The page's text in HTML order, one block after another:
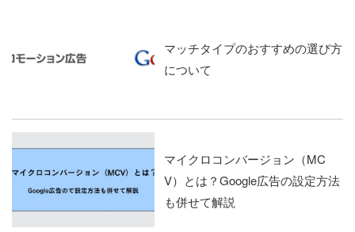
マッチタイプのおすすめの選び方
について
マイクロコンバージョン（MC
V）とは？Google広告の設定方法
も併せて解説